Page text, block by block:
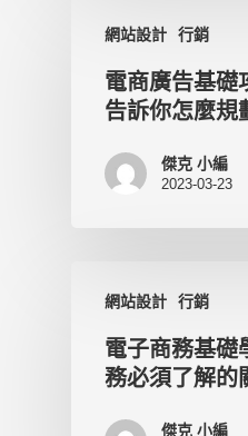
網站設計 行銷
電商廣告基礎
告訴你怎麼規
傑克 小編
2023-03-23
網站設計 行銷
電子商務基礎
務必須了解的
傑克 小編